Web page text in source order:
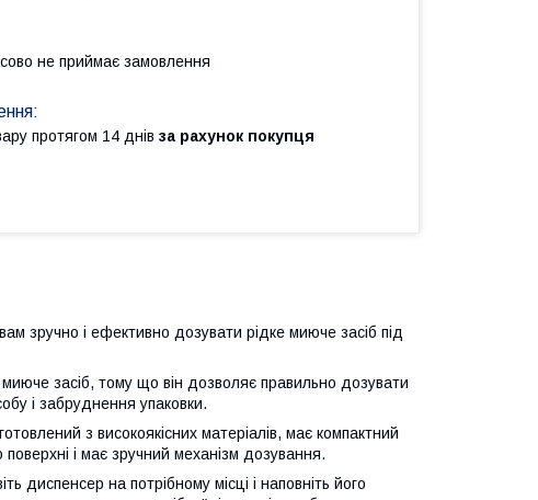
не приймає замовлення
протягом 14 днів за рахунок покупця
зручно і ефективно дозувати рідке миюче засіб під
засіб, тому що він дозволяє правильно дозувати
і забруднення упаковки.
з високоякісних матеріалів, має компактний
поверхні і має зручний механізм дозування.
диспенсер на потрібному місці і наповніть його